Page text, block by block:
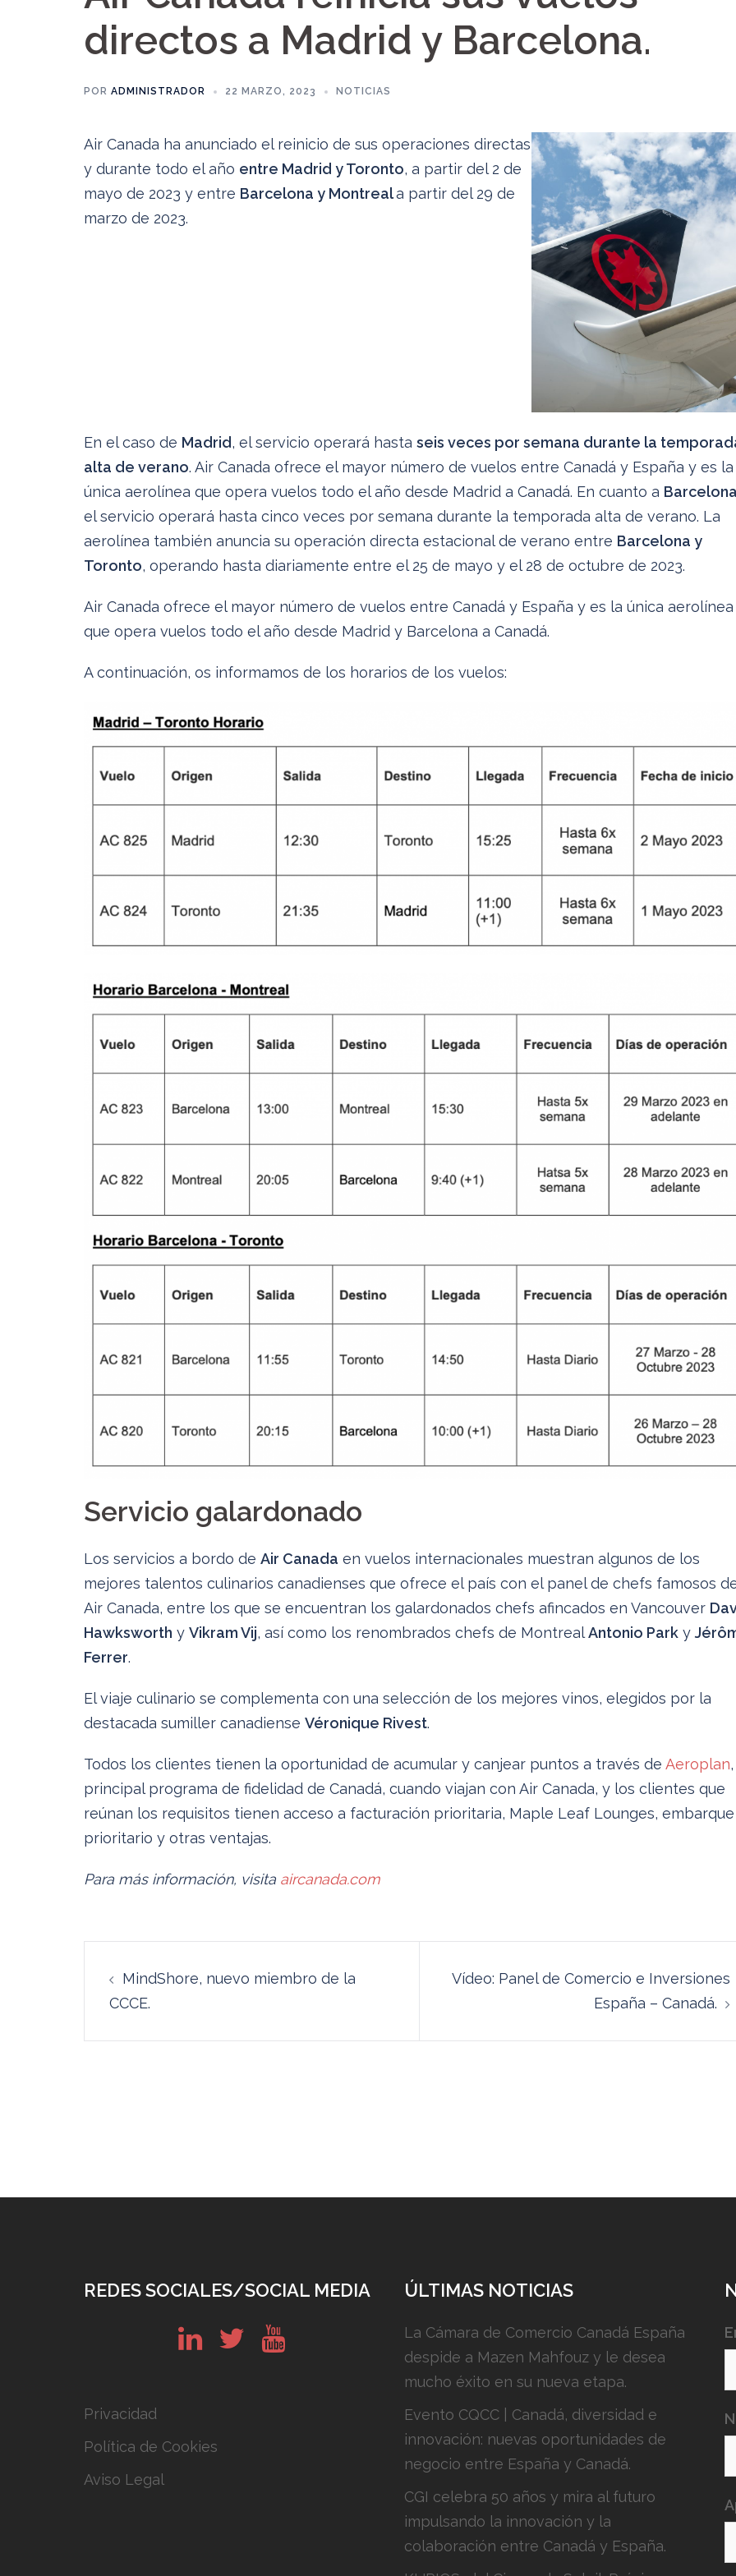
directos a Madrid y Barcelona.
POR ADMINISTRADOR 22 MARZO, 2023 NOTICIAS
Air Canada ha anunciado el reinicio de sus operaciones directas
y durante todo el año entre Madrid y Toronto, a partir del 2 de
mayo de 2023 y entre Barcelona y Montreala partir del 29 de
marzo de 2023.
En el caso de Madrid, el servicio operará hasta seis veces por semana durante la
alta de verano. Air Canada ofrece el mayor número de vuelos entre Canadá y España y es la
única aerolínea que opera vuelos todo el año desde Madrid a Canadá. En cuanto a Barcelona
el servicio operará hasta cinco veces por semana durante la temporada alta de verano. La
aerolínea también anuncia su operación directa estacional de verano entre Barcelona y
Toronto, operando hasta diariamente entre el 25 de mayo y el 28 de octubre de 2023.
Air Canada ofrece el mayor número de vuelos entre Canadá y España y es la única aerolínea
que opera vuelos todo el año desde Madrid y Barcelona a Canadá.
A continuación, os informamos de los horarios de los vuelos:
Servicio galardonado
Los servicios a bordo de Air Canada en vuelos internacionales muestran algunos de los
mejores talentos culinarios canadienses que ofrece el país con el panel de chefs famosos
Air Canada, entre los que se encuentran los galardonados chefs afincados en Vancouver
Hawksworth y Vikram Vij, así como los renombrados chefs de MontrealAntonio Park y
Ferrer.
El viaje culinario se complementa con una selección de los mejores vinos, elegidos por la
destacada sumiller canadiense Véronique Rivest.
Todos los clientes tienen la oportunidad de acumular y canjear puntos a través de Aeroplan
principal programa de fidelidad de Canadá, cuando viajan con Air Canada, y los clientes que
reúnan los requisitos tienen acceso a facturación prioritaria, Maple Leaf Lounges, embarque
prioritario y otras ventajas.
Para más información, visita aircanada.com
de
entradas
MindShore, nuevo miembro de la
CCCE.
Vídeo: Panel de Comercio e Inversiones
España – Canadá.
REDES SOCIALES/SOCIAL MEDIA
Privacidad
Política de Cookies
Aviso Legal
ÚLTIMAS NOTICIAS
La Cámara de Comercio Canadá España
despide a Mazen Mahfouz y le desea
mucho éxito en su nueva etapa.
Evento CQCC | Canadá, diversidad e
innovación: nuevas oportunidades de
negocio entre España y Canadá.
CGI celebra 50 años y mira al futuro
impulsando la innovación y la
colaboración entre Canadá y España.